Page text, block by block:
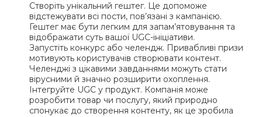
Створіть унікальний гештег. Це допоможе
відстежувати всі пости, пов’язані з кампанією.
Гештег має бути легким для запам’ятовування та
відображати суть вашої UGC-ініціативи.
Запустіть конкурс або челендж. Привабливі призи
мотивують користувачів створювати контент.
Челенджі з цікавими завданнями можуть стати
вірусними й значно розширити охоплення.
Інтегруйте UGC у продукт. Компанія може
розробити товар чи послугу, який природно
спонукає до створення контенту, як це зробила